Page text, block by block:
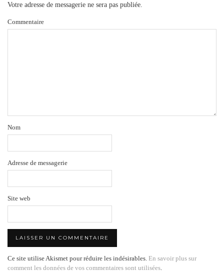
Votre adresse de messagerie ne sera pas publiée.
Commentaire
Nom
Adresse de messagerie
Site web
Ce site utilise Akismet pour réduire les indésirables. En savoir plus sur
comment les données de vos commentaires sont utilisées.